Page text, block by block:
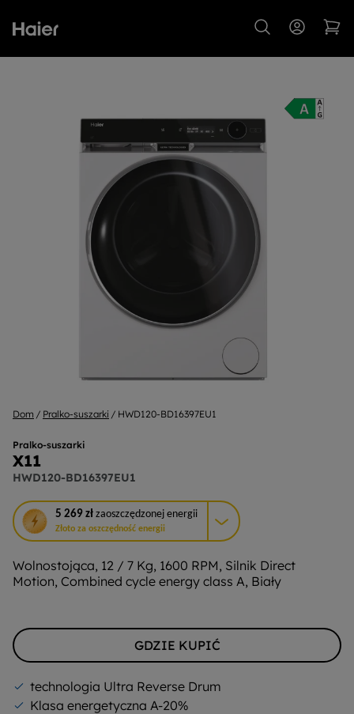
Dom Pralko-suszarki HWD120-BD16397EU1
Pralko-suszarki
X11
HWD120-BD16397EU1
5 269 zł zaoszczędzonej energii
Złoto za oszczędność energii
To
działanie
otworzy
narzędzie
do
oszczędzania
Wolnostojąca, 12 / 7 Kg, 1600 RPM, Silnik Direct
Motion, Combined cycle energy class A, Biały
GDZIE KUPIĆ
technologia Ultra Reverse Drum
Klasa energetyczna A-20%